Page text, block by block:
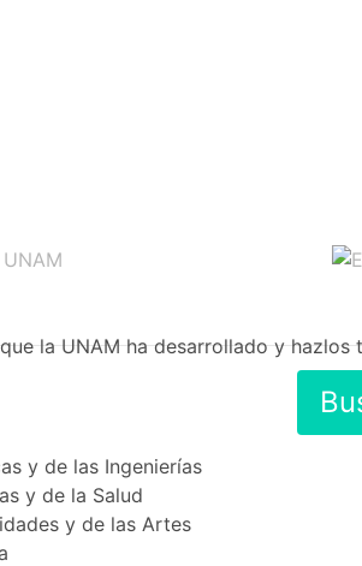
la UNAM ha desarrollado y hazlos
y de las Ingenierías
y de la Salud
y de las Artes